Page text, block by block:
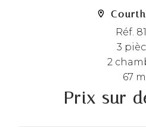
Réf.
3
2
67
Prix sur